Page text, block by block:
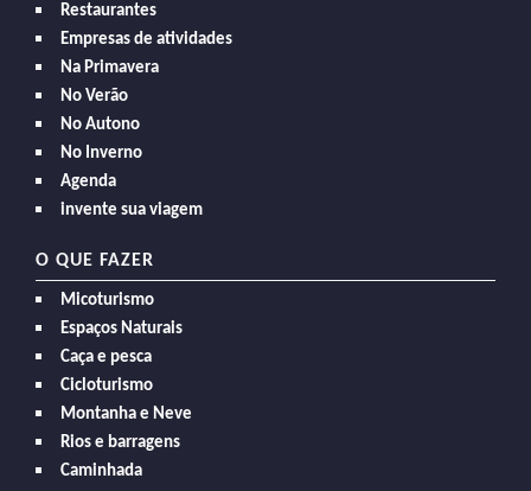
Restaurantes
Empresas de atividades
Na Primavera
No Verão
No Autono
No Inverno
Agenda
invente sua viagem
O QUE FAZER
Micoturismo
Espaços Naturais
Caça e pesca
Cicloturismo
Montanha e Neve
Rios e barragens
Caminhada